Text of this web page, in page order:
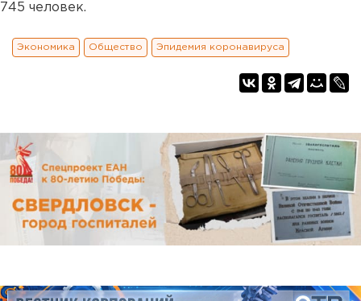
745 человек.
Экономика Общество Эпидемия коронавируса